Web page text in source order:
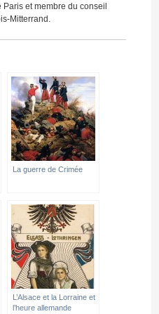
Paris et membre du conseil
Mitterrand.
La guerre de Crimée
L’Alsace et la Lorraine et
l’heure allemande